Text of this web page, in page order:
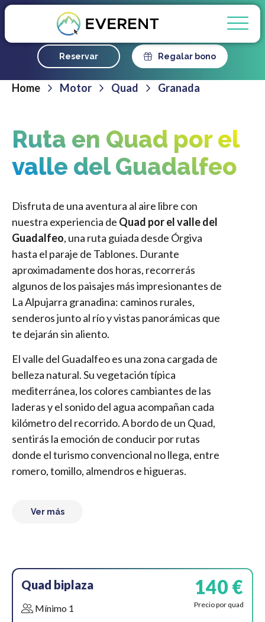
Desde 110 €
Reservar Regalar bono
Home Motor Quad Granada
Ruta en Quad por el
valle del Guadalfeo
Disfruta de una aventura al aire libre con
nuestra experiencia de Quad por el valle del
Guadalfeo, una ruta guiada desde Órgiva
hasta el paraje de Tablones. Durante
aproximadamente dos horas, recorrerás
algunos de los paisajes más impresionantes de
La Alpujarra granadina: caminos rurales,
senderos junto al río y vistas panorámicas que
te dejarán sin aliento.
El valle del Guadalfeo es una zona cargada de
belleza natural. Su vegetación típica
mediterránea, los colores cambiantes de las
laderas y el sonido del agua acompañan cada
kilómetro del recorrido. A bordo de un Quad,
sentirás la emoción de conducir por rutas
donde el turismo convencional no llega, entre
romero, tomillo, almendros e higueras.
Ver más
Quad biplaza
Mínimo 1
140 €
Precio por quad